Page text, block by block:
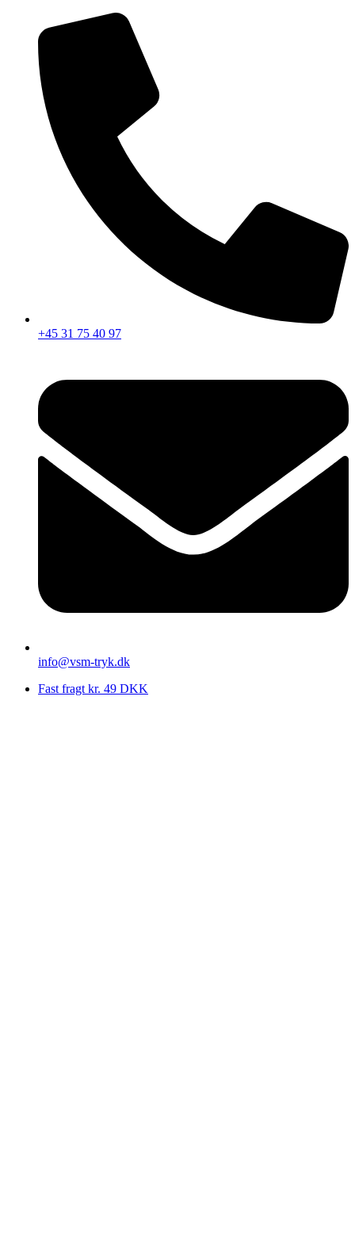
indhold
+45 31 75 40 97
info@vsm-tryk.dk
Fast fragt kr. 49 DKK